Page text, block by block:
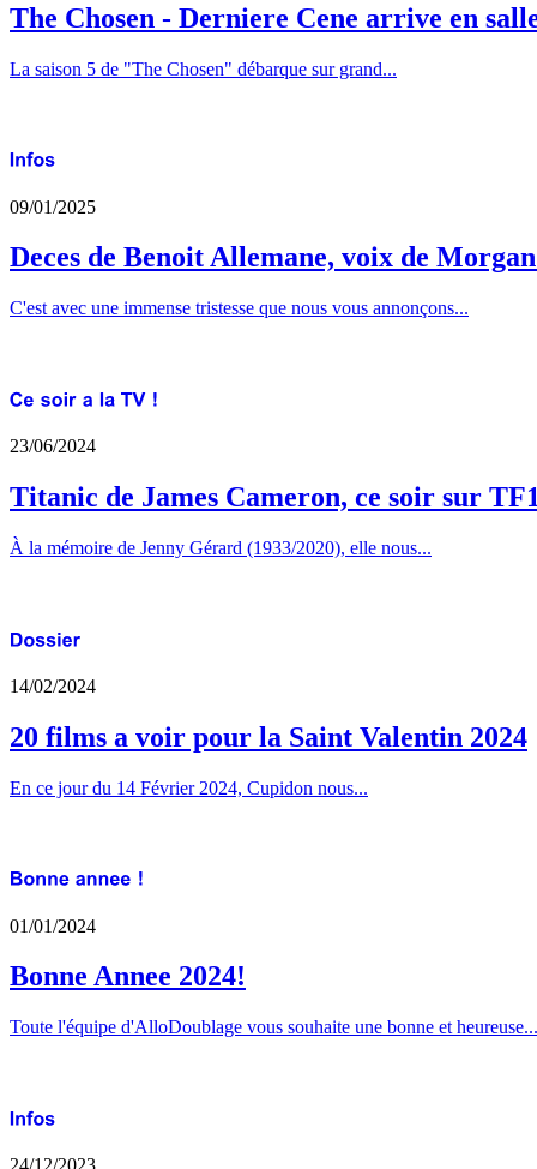
The Chosen - Derniere Cene arrive en
La saison 5 de "The Chosen" débarque sur grand...
09/01/2025
Deces de Benoit Allemane, voix de
C'est avec une immense tristesse que nous vous annonçons...
23/06/2024
Titanic de James Cameron, ce soir sur
À la mémoire de Jenny Gérard (1933/2020), elle nous...
14/02/2024
20 films a voir pour la Saint Valentin 2024
En ce jour du 14 Février 2024, Cupidon nous...
01/01/2024
Bonne Annee 2024!
Toute l'équipe d'AlloDoublage vous souhaite une bonne et heureuse...